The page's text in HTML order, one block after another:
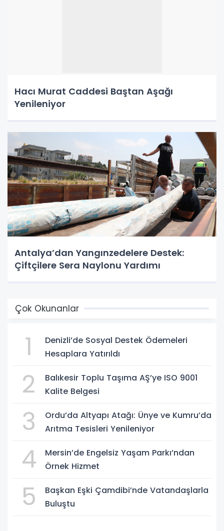
Hacı Murat Caddesi Baştan Aşağı
Yenileniyor
Antalya’dan Yangınzedelere Destek:
Çiftçilere Sera Naylonu Yardımı
Çok Okunanlar
1
Denizli’de Sosyal Destek Ödemeleri
Hesaplara Yatırıldı
2
Balıkesir Toplu Taşıma AŞ’ye ISO 9001
Kalite Belgesi
3
Ordu’da Altyapı Atağı: Ünye ve Kumru’da
Arıtma Tesisleri Yenileniyor
4
Mersin’de Engelsiz Yaşam Parkı’ndan
Örnek Hizmet
5
Başkan Eşki Çamdibi’nde Vatandaşlarla
Buluştu